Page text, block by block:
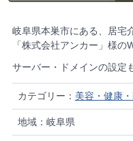
岐阜県本巣市にある、居宅
「株式会社アンカー」様の
サーバー・ドメインの設定
カテゴリー： 美容・健康
地域：岐阜県